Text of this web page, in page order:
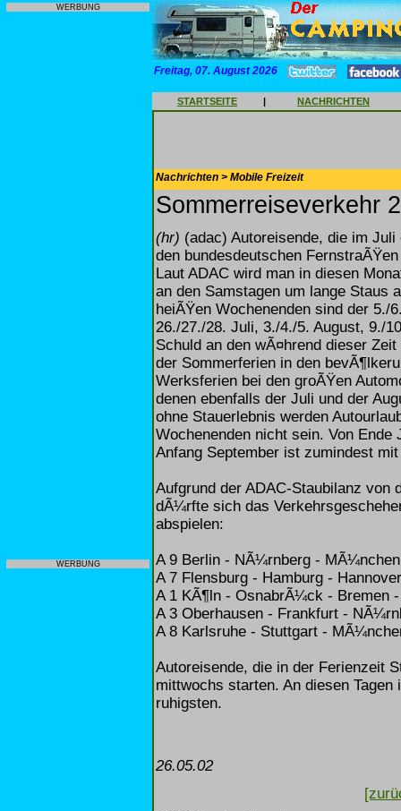
WERBUNG
WERBUNG
Freitag, 07. August 2026
STARTSEITE | NACHRICHTEN
Nachrichten > Mobile Freizeit
Sommerreiseverkehr
(hr) (adac) Autoreisende, die im
den bundesdeutschen
Laut ADAC wird man in diesen
an den Samstagen um lange Staus
heiÃŸen Wochenenden sind der
26./27./28. Juli, 3./4./5. August, 9./
Schuld an den wÃ¤hrend dieser
der Sommerferien in den
Werksferien bei den groÃŸen
denen ebenfalls der Juli und der
ohne Stauerlebnis werden
Wochenenden nicht sein. Von
Anfang September ist zumindest
Aufgrund der ADAC-Staubilanz von
dÃ¼rfte sich das
abspielen:
A 9 Berlin - NÃ¼rnberg -
A 7 Flensburg - Hamburg -
A 1 KÃ¶ln - OsnabrÃ¼ck - Bremen
A 3 Oberhausen - Frankfurt -
A 8 Karlsruhe - Stuttgart -
Autoreisende, die in der Ferienzeit
mittwochs starten. An diesen
ruhigsten.
26.05.02